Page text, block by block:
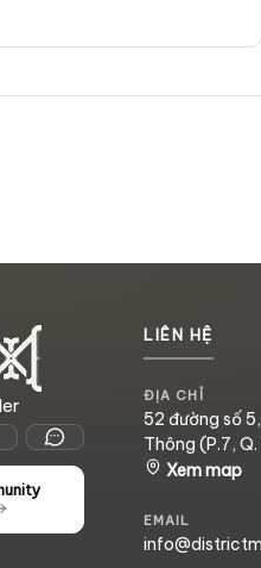
LIÊN HỆ
ĐỊA CHỈ
52 đường số
Thông (P.7,
Xem map
EMAIL